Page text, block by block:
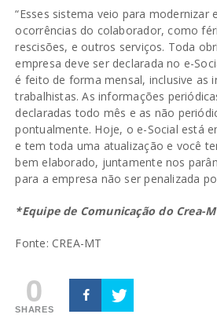
“Esses sistema veio para modernizar
ocorrências do colaborador, como
rescisões, e outros serviços. Toda
empresa deve ser declarada no e-
é feito de forma mensal, inclusive as
trabalhistas. As informações
declaradas todo mês e as não
pontualmente. Hoje, o e-Social está
e tem toda uma atualização e você
bem elaborado, juntamente nos
para a empresa não ser penalizada
*Equipe de Comunicação do Crea-
Fonte: CREA-MT
0
SHARES